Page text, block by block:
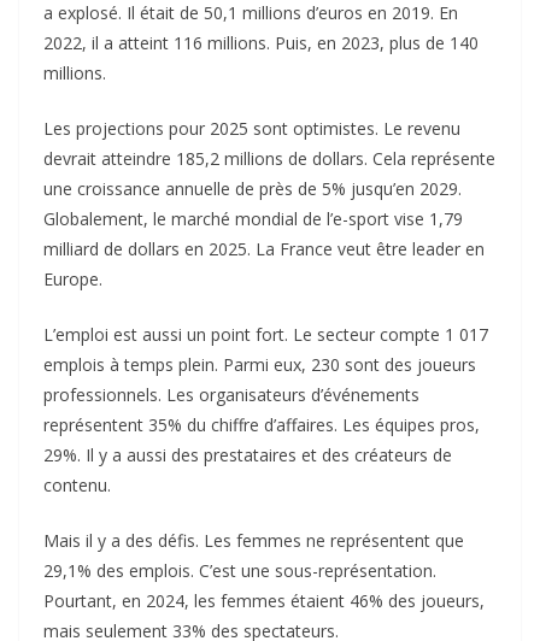
a explosé. Il était de 50,1 millions d’euros en 2019. En
2022, il a atteint 116 millions. Puis, en 2023, plus de 140
millions.
Les projections pour 2025 sont optimistes. Le revenu
devrait atteindre 185,2 millions de dollars. Cela représente
une croissance annuelle de près de 5% jusqu’en 2029.
Globalement, le marché mondial de l’e-sport vise 1,79
milliard de dollars en 2025. La France veut être leader en
Europe.
L’emploi est aussi un point fort. Le secteur compte 1 017
emplois à temps plein. Parmi eux, 230 sont des joueurs
professionnels. Les organisateurs d’événements
représentent 35% du chiffre d’affaires. Les équipes pros,
29%. Il y a aussi des prestataires et des créateurs de
contenu.
Mais il y a des défis. Les femmes ne représentent que
29,1% des emplois. C’est une sous-représentation.
Pourtant, en 2024, les femmes étaient 46% des joueurs,
mais seulement 33% des spectateurs.